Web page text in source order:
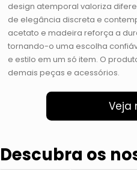
design atemporal valoriza
de elegância discreta e
acetato e madeira reforça a
tornando-o uma escolha
e estilo em um só item. O
demais peças e acessórios.
Veja
Descubra os